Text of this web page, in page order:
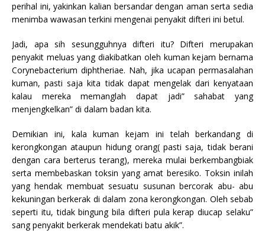
perihal ini, yakinkan kalian bersandar dengan aman serta sedia
menimba wawasan terkini mengenai penyakit difteri ini betul.
Jadi, apa sih sesungguhnya difteri itu? Difteri merupakan
penyakit meluas yang diakibatkan oleh kuman kejam bernama
Corynebacterium diphtheriae. Nah, jika ucapan permasalahan
kuman, pasti saja kita tidak dapat mengelak dari kenyataan
kalau mereka memanglah dapat jadi” sahabat yang
menjengkelkan” di dalam badan kita.
Demikian ini, kala kuman kejam ini telah berkandang di
kerongkongan ataupun hidung orang( pasti saja, tidak berani
dengan cara berterus terang), mereka mulai berkembangbiak
serta membebaskan toksin yang amat beresiko. Toksin inilah
yang hendak membuat sesuatu susunan bercorak abu- abu
kekuningan berkerak di dalam zona kerongkongan. Oleh sebab
seperti itu, tidak bingung bila difteri pula kerap diucap selaku”
sang penyakit berkerak mendekati batu akik”.